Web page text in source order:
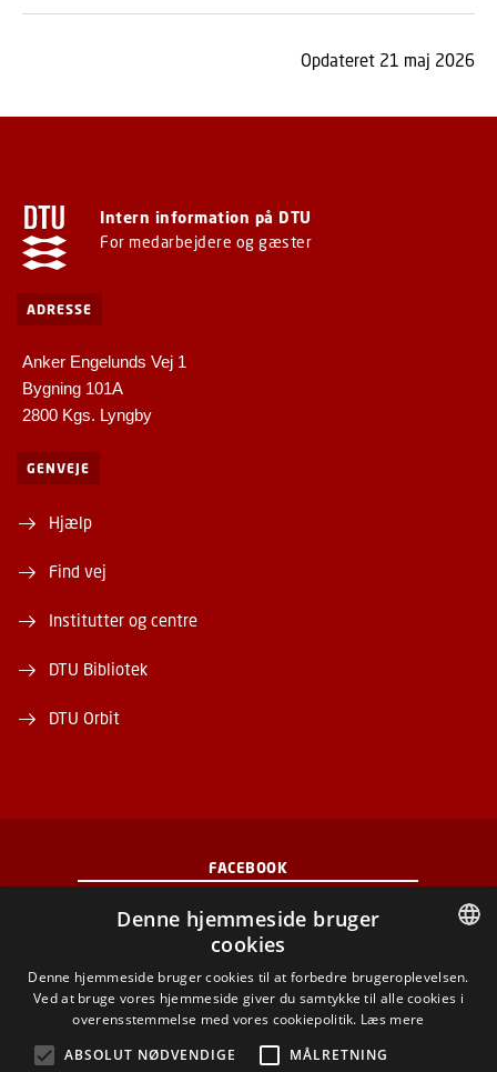
Opdateret 21 maj 2026
Intern information på DTU
For medarbejdere og gæster
ADRESSE
Anker Engelunds Vej 1
Bygning 101A
2800 Kgs. Lyngby
GENVEJE
Hjælp
Find vej
Institutter og centre
DTU Bibliotek
DTU Orbit
FACEBOOK
INSTAGRAM
LINKEDIN
DANISH
Denne hjemmeside bruger
cookies
Denne hjemmeside bruger cookies til at forbedre brugeroplevelsen.
Ved at bruge vores hjemmeside giver du samtykke til alle cookies i
overensstemmelse med vores cookiepolitik. Læs mere
ABSOLUT NØDVENDIGE
MÅLRETNING